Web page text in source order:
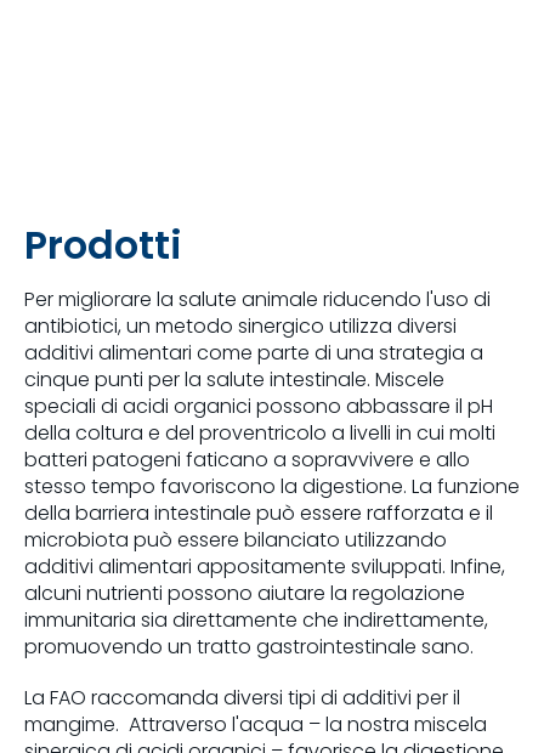
Prodotti
Per migliorare la salute animale riducendo l'uso di
antibiotici, un metodo sinergico utilizza diversi
additivi alimentari come parte di una strategia a
cinque punti per la salute intestinale. Miscele
speciali di acidi organici possono abbassare il pH
della coltura e del proventricolo a livelli in cui molti
batteri patogeni faticano a sopravvivere e allo
stesso tempo favoriscono la digestione. La funzione
della barriera intestinale può essere rafforzata e il
microbiota può essere bilanciato utilizzando
additivi alimentari appositamente sviluppati. Infine,
alcuni nutrienti possono aiutare la regolazione
immunitaria sia direttamente che indirettamente,
promuovendo un tratto gastrointestinale sano.
La FAO raccomanda diversi tipi di additivi per il
mangime. Attraverso l'acqua – la nostra miscela